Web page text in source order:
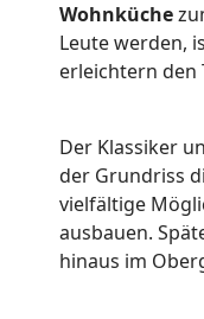
Wohnküche
Leute werden,
erleichtern den
Der Klassiker
der Grundriss
vielfältige
ausbauen.
hinaus im